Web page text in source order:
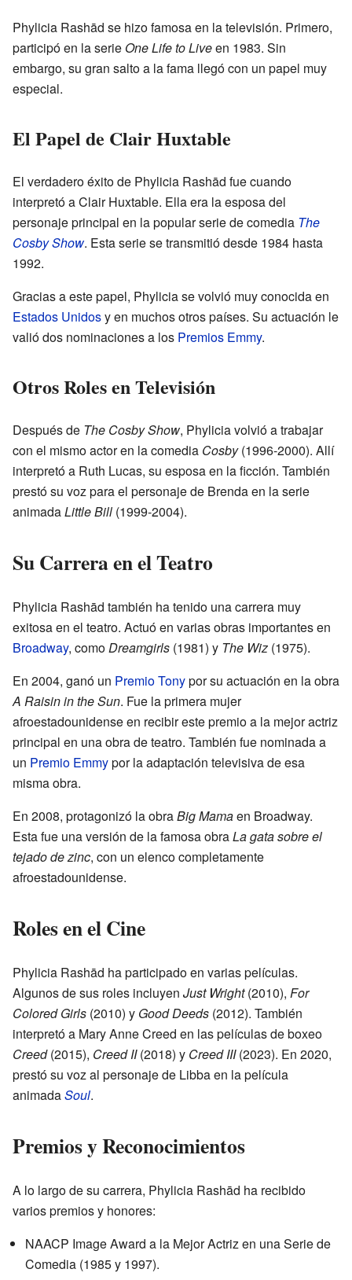
Phylicia Rashād se hizo famosa en la televisión. Primero,
participó en la serie One Life to Liveen 1983. Sin
embargo, su gran salto a la fama llegó con un papel muy
especial.
El Papel de Clair Huxtable
El verdadero éxito de Phylicia Rashād fue cuando
interpretó a Clair Huxtable. Ella era la esposa del
personaje principal en la popular serie de comedia The
Cosby Show. Esta serie se transmitió desde 1984 hasta
1992.
Gracias a este papel, Phylicia se volvió muy conocida en
Estados Unidosy en muchos otros países. Su actuación le
valió dos nominaciones a los Premios Emmy.
Otros Roles en Televisión
Después de The Cosby Show, Phylicia volvió a trabajar
con el mismo actor en la comedia Cosby(1996-2000). Allí
interpretó a Ruth Lucas, su esposa en la ficción. También
prestó su voz para el personaje de Brenda en la serie
animadaLittle Bill (1999-2004).
Su Carrera en el Teatro
Phylicia Rashād también ha tenido una carrera muy
exitosa en el teatro. Actuó en varias obras importantes en
Broadway, comoDreamgirls (1981) y The Wiz (1975).
En 2004, ganó un Premio Tonypor su actuación en la obra
A Raisin in the Sun. Fue la primera mujer
afroestadounidense en recibir este premio a la mejor actriz
principal en una obra de teatro. También fue nominada a
un Premio Emmypor la adaptación televisiva de esa
misma obra.
En 2008, protagonizó la obraBig Mamaen Broadway.
Esta fue una versión de la famosa obraLa gata sobre el
tejado de zinc, con un elenco completamente
afroestadounidense.
Roles en el Cine
Phylicia Rashād ha participado en varias películas.
Algunos de sus roles incluyen Just Wright(2010), For
Colored Girls (2010) y Good Deeds (2012). También
interpretó a Mary Anne Creed en las películas de boxeo
Creed(2015), Creed II(2018) y Creed III(2023). En 2020,
prestó su voz al personaje de Libba en la película
animadaSoul.
Premios y Reconocimientos
A lo largo de su carrera, Phylicia Rashād ha recibido
varios premios y honores:
NAACP Image Award a la Mejor Actriz en una Serie de
Comedia (1985 y 1997).